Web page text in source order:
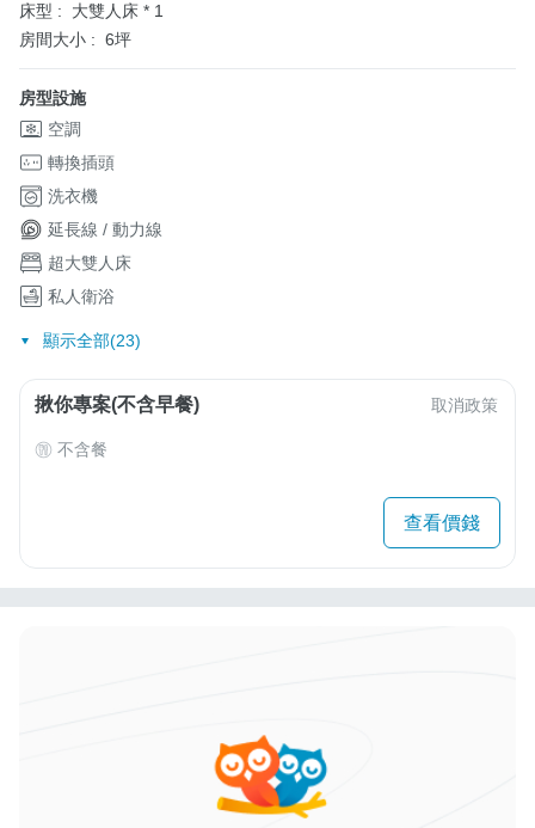
床型 :
大雙人床 * 1
房間大小 : 6坪
房型設施
空調
轉換插頭
洗衣機
延長線 / 動力線
超大雙人床
私人衛浴
顯示全部(23)
揪你專案(不含早餐) 取消政策
不含餐
查看價錢